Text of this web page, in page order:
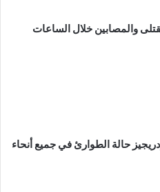
والمصابين خلال الساعات
حالة الطوارئ في جميع أنحاء